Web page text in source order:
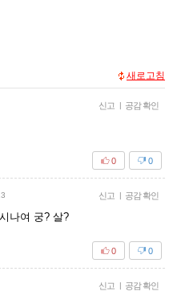
새로고침
신고 | 공감 확인
0
0
신고 | 공감 확인
나여 궁? 살?
0
0
신고 | 공감 확인